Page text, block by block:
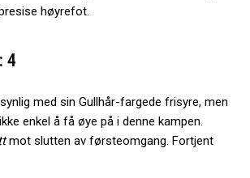
høyrefot.
4
med sin Gullhår-fargede frisyre, men
enkel å få øye på i denne kampen.
mot slutten av førsteomgang. Fortjent